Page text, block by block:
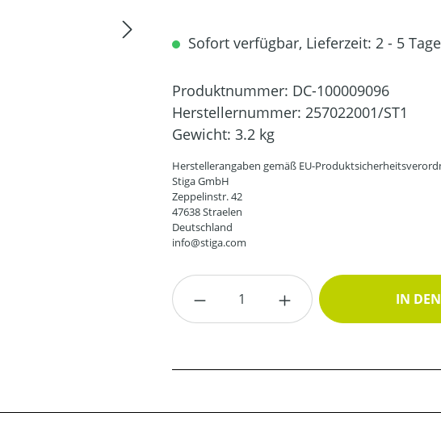
Sofort verfügbar, Lieferzeit: 2 - 5 Tage
Produktnummer: DC-100009096
Herstellernummer: 257022001/ST1
Gewicht: 3.2 kg
Herstellerangaben gemäß EU-
Stiga GmbH
Zeppelinstr. 42
47638 Straelen
Deutschland
info@stiga.com
Produkt Anzahl: Gib den IN